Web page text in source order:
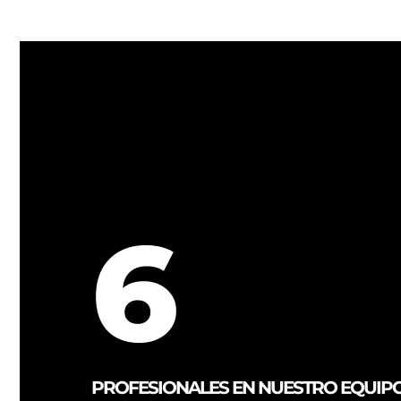
6
PROFESIONALES EN NUESTRO